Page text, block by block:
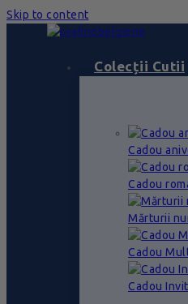
Skip to content
Colecții Cutii
Cadou
Cadou
Mărturii
Cadou
Cadou